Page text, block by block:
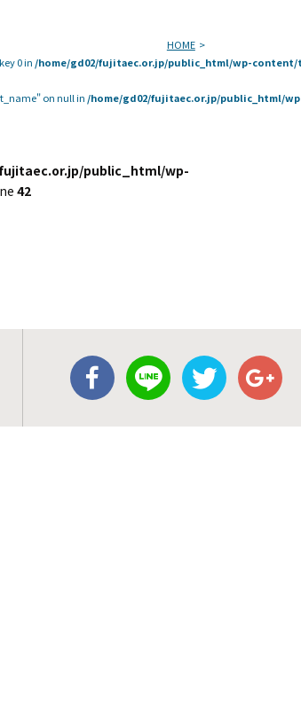
HOME
0 in /home/gd02/fujitaec.or.jp/public_html/wp-content/
on null in /home/gd02/fujitaec.or.jp/public_html/
public_html/wp-
42